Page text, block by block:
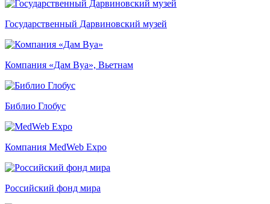
Государственный Дарвиновский музей
Компания «Дам Вуа», Вьетнам
Библио Глобус
Компания MedWeb Expo
Российский фонд мира